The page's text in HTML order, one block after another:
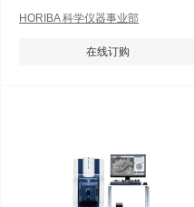
HORIBA 科学仪器事业部
在线订购